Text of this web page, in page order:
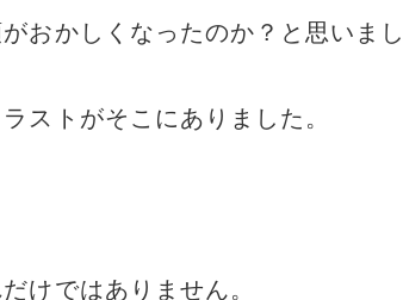
おかしくなったのか？と思いま
ストがそこにありました。
けではありません。